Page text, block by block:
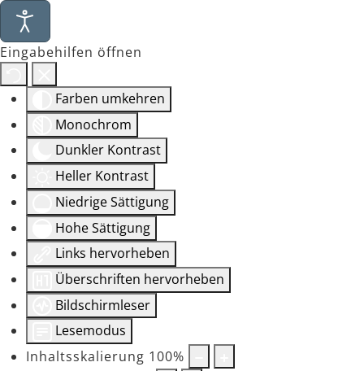
Eingabehilfen öffnen
Farben umkehren
Monochrom
Dunkler Kontrast
Heller Kontrast
Niedrige Sättigung
Hohe Sättigung
Links hervorheben
Überschriften hervorheben
Bildschirmleser
Lesemodus
Inhaltsskalierung 100%